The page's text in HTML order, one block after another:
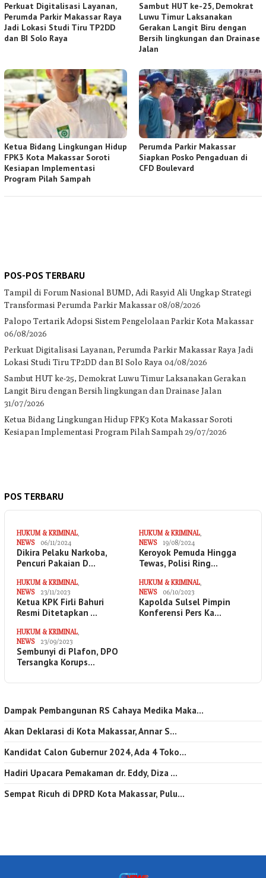
Perkuat Digitalisasi Layanan,
Perumda Parkir Makassar Raya
Jadi Lokasi Studi Tiru TP2DD
dan BI Solo Raya
Sambut HUT ke-25, Demokrat
Luwu Timur Laksanakan
Gerakan Langit Biru dengan
Bersih lingkungan dan Drainase
Jalan
Ketua Bidang Lingkungan Hidup
FPK3 Kota Makassar Soroti
Kesiapan Implementasi
Program Pilah Sampah
Perumda Parkir Makassar
Siapkan Posko Pengaduan di
CFD Boulevard
POS-POS TERBARU
Tampil di Forum Nasional BUMD, Adi Rasyid Ali Ungkap Strategi
Transformasi Perumda Parkir Makassar08/08/2026
Palopo Tertarik Adopsi Sistem Pengelolaan Parkir Kota Makassar
06/08/2026
Perkuat Digitalisasi Layanan, Perumda Parkir Makassar Raya Jadi
Lokasi Studi Tiru TP2DD dan BI Solo Raya 04/08/2026
Sambut HUT ke-25, Demokrat Luwu Timur Laksanakan Gerakan
Langit Biru dengan Bersih lingkungan dan Drainase Jalan
31/07/2026
Ketua Bidang Lingkungan Hidup FPK3 Kota Makassar Soroti
Kesiapan Implementasi Program Pilah Sampah 29/07/2026
POS TERBARU
HUKUM & KRIMINAL
NEWS
06/11/2024
Dikira Pelaku Narkoba,
Pencuri Pakaian D…
HUKUM & KRIMINAL
NEWS
19/08/2024
Keroyok Pemuda Hingga
Tewas, Polisi Ring…
HUKUM & KRIMINAL
NEWS
23/11/2023
Ketua KPK Firli Bahuri
Resmi Ditetapkan …
HUKUM & KRIMINAL
NEWS
06/10/2023
Kapolda Sulsel Pimpin
Konferensi Pers Ka…
HUKUM & KRIMINAL
NEWS
23/09/2023
Sembunyi di Plafon, DPO
Tersangka Korups…
Dampak Pembangunan RS Cahaya Medika Maka…
Akan Deklarasi di Kota Makassar, Annar S…
Kandidat Calon Gubernur 2024, Ada 4 Toko…
Hadiri Upacara Pemakaman dr. Eddy, Diza …
Sempat Ricuh di DPRD Kota Makassar, Pulu…